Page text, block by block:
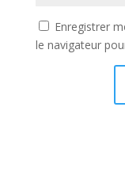
Enregistrer
le navigateur